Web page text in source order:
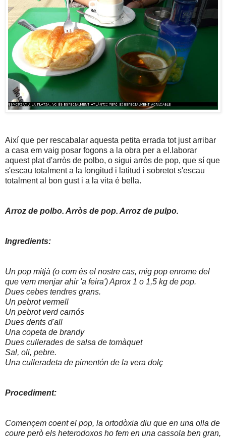
Així que per rescabalar aquesta petita errada tot just arribar
a casa em vaig posar fogons a la obra per a el.laborar
aquest plat d'arròs de polbo, o sigui arròs de pop, que sí que
s'escau totalment a la longitud i latitud i sobretot s'escau
totalment al bon gust i a la vita é bella.
Arroz de polbo. Arròs de pop. Arroz de pulpo.
Ingredients:
Un pop mitjà (o com és el nostre cas, mig pop enrome del
que vem menjar ahir 'a feira') Aprox 1 o 1,5 kg de pop.
Dues cebes tendres grans.
Un pebrot vermell
Un pebrot verd carnós
Dues dents d'all
Una copeta de brandy
Dues cullerades de salsa de tomàquet
Sal, oli, pebre.
Una culleradeta de pimentón de la vera dolç
Procediment:
Començem coent el pop, la ortodòxia diu que en una olla de
coure però els heterodoxos ho fem en una cassola ben gran,